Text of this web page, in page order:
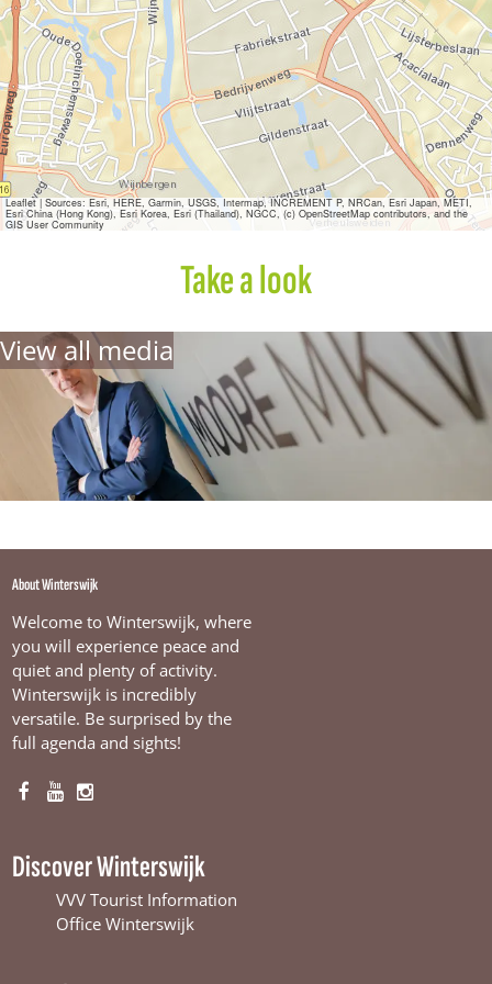
r
e
M
W
Leaflet|Sources: Esri, HERE, Garmin, USGS, Intermap, INCREMENT P, NRCan, Esri Japan, METI,
Esri China (Hong Kong), Esri Korea, Esri (Thailand), NGCC, (c) OpenStreetMap contributors, and the
GIS User Community
Take a look
View all media
About Winterswijk
Welcome to Winterswijk, where
you will experience peace and
quiet and plenty of activity.
Winterswijk is incredibly
versatile. Be surprised by the
full agenda and sights!
F
c
e
Y
T
u
b
I
t
a
g
Discover Winterswijk
VVV Tourist Information
Office Winterswijk